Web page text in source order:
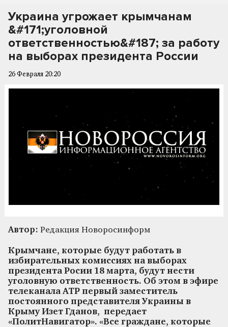
Украина угрожает крымчанам
&#171;уголовной
ответственностью&#187; за работу
на выборах президента России
26 Февраля 20:20
Автор: Редакция Новоросинформ
Крымчане, которые будут работать в
избирательных комиссиях на выборах
президента Росии 18 марта, будут нести
уголовную ответственность. Об этом в эфире
телеканала АТР первый заместитель
постоянного представителя Украины в
Крыму Изет Гданов, передает
«ПолитНавигатор». «Все граждане, которые